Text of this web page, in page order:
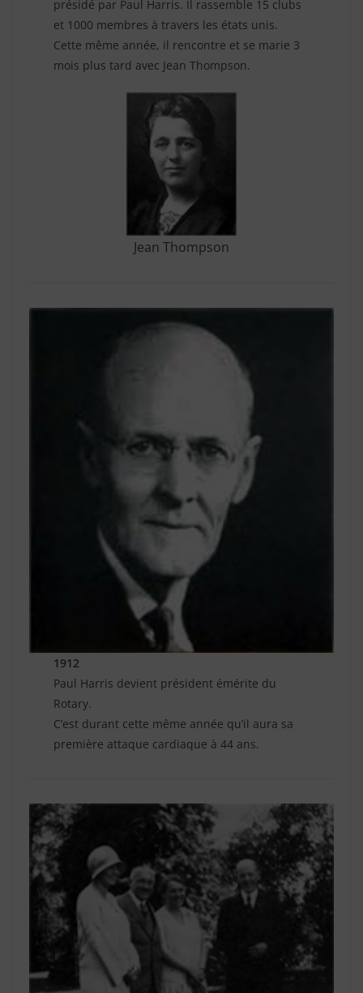
présidé par Paul Harris. Il rassemble 15 clubs
et 1000 membres à travers les états unis.
Cette même année, il rencontre et se marie 3
mois plus tard avec Jean Thompson.
Jean Thompson
1912
Paul Harris devient président émérite du
Rotary.
C’est durant cette même année qu’il aura sa
première attaque cardiaque à 44 ans.